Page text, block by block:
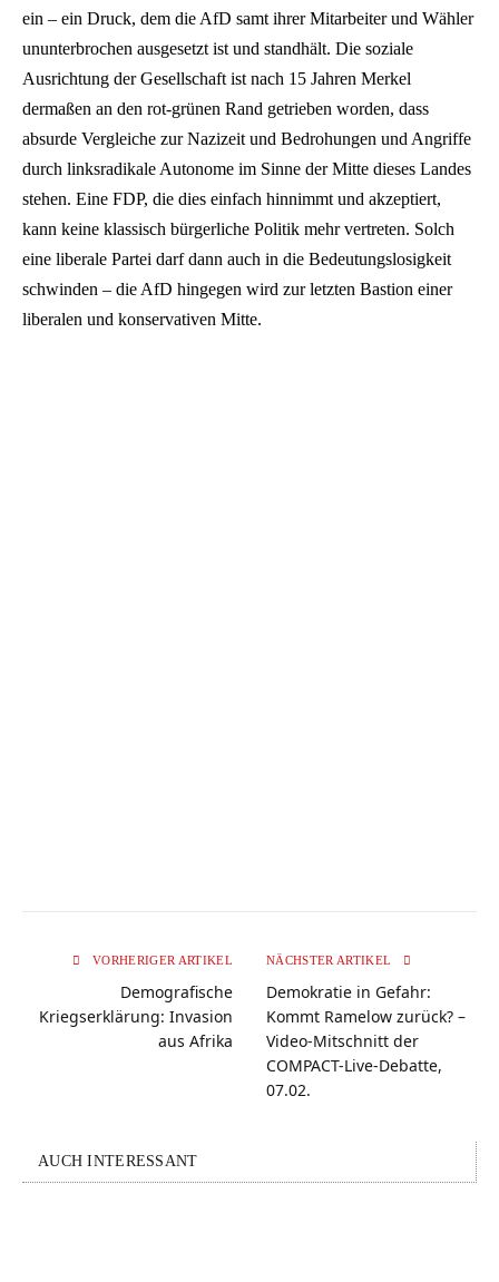
ein – ein Druck, dem die AfD samt ihrer Mitarbeiter und Wähler
ununterbrochen ausgesetzt ist und standhält. Die soziale
Ausrichtung der Gesellschaft ist nach 15 Jahren Merkel
dermaßen an den rot-grünen Rand getrieben worden, dass
absurde Vergleiche zur Nazizeit und Bedrohungen und Angriffe
durch linksradikale Autonome im Sinne der Mitte dieses Landes
stehen. Eine FDP, die dies einfach hinnimmt und akzeptiert,
kann keine klassisch bürgerliche Politik mehr vertreten. Solch
eine liberale Partei darf dann auch in die Bedeutungslosigkeit
schwinden – die AfD hingegen wird zur letzten Bastion einer
liberalen und konservativen Mitte.
VORHERIGER ARTIKEL
Demografische
Kriegserklärung: Invasion
aus Afrika
NÄCHSTER ARTIKEL
Demokratie in Gefahr:
Kommt Ramelow zurück? –
Video-Mitschnitt der
COMPACT-Live-Debatte,
07.02.
AUCH INTERESSANT